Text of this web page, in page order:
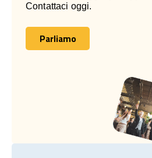
Contattaci oggi.
Parliamo
Parliamo